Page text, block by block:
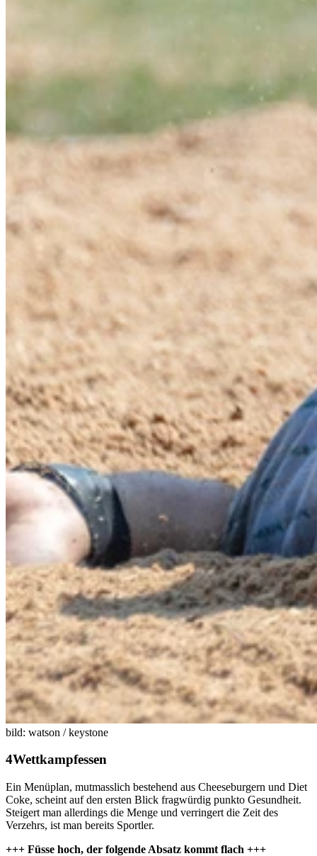
bild: watson / keystone
Wettkampfessen
Ein Menüplan, mutmasslich bestehend aus Cheeseburgern und Diet
Coke, scheint auf den ersten Blick fragwürdig punkto Gesundheit.
Steigert man allerdings die Menge und verringert die Zeit des
Verzehrs, ist man bereits Sportler.
+++ Füsse hoch, der folgende Absatz kommt flach +++